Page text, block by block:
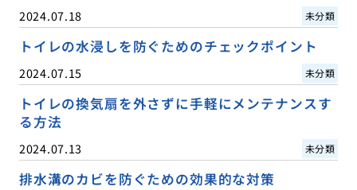
2024.07.18 未分類
トイレの水浸しを防ぐためのチェックポイント
2024.07.15 未分類
トイレの換気扇を外さずに手軽にメンテナンスす
る方法
2024.07.13 未分類
排水溝のカビを防ぐための効果的な対策